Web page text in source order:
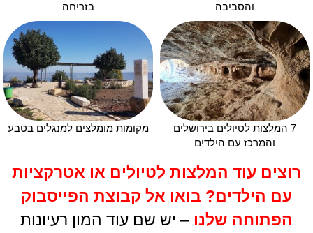
והסביבה
בזריחה
7 המלצות לטיולים בירושלים
והמרכז עם הילדים
מקומות מומלצים למנגלים בטבע
רוצים עוד המלצות לטיולים או אטרקציות
עם הילדים? בואו אל קבוצת הפייסבוק
הפתוחה שלנו – יש שם עוד המון רעיונות